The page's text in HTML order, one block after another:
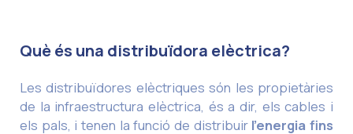
Què és una distribuïdora elèctrica?
Les distribuïdores elèctriques són les propietàries
de la infraestructura elèctrica, és a dir, els cables i
els pals, i tenen la funció de distribuir l’energia fins